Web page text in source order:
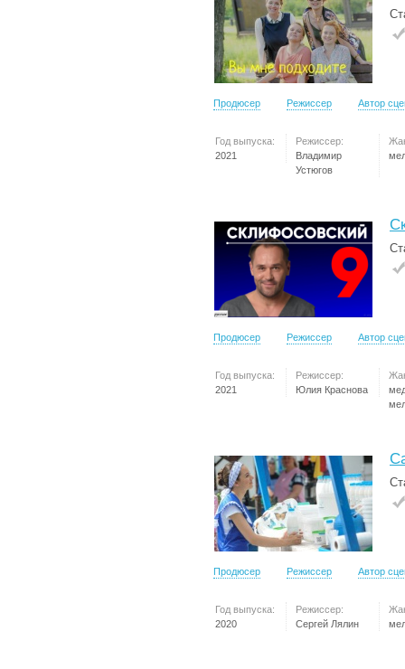
Продюсер Режиссер Автор
Год выпуска:
2021
Режиссер:
Владимир
Устюгов
Продюсер Режиссер Автор
Год выпуска:
2021
Режиссер:
Юлия Краснова
Продюсер Режиссер Автор
Год выпуска:
2020
Режиссер:
Сергей Лялин